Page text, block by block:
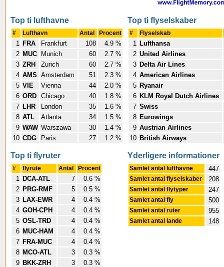
Top ti lufthavne
# Lufthavn Antal Procent
1 FRA Frankfurt 108
4.9 %
2 MUC Munich 60
2.7 %
3 ZRH Zurich 60
2.7 %
4 AMS Amsterdam 51
2.3 %
5 VIE Vienna 44
2.0 %
6 ORD Chicago 40
1.8 %
7 LHR London 35
1.6 %
8 ATL Atlanta 34
1.5 %
9 WAW Warszawa 30
1.4 %
10 CDG Paris 27 1.2 %
Top ti flyselskaber
# Flyselskab
1 Lufthansa
2 United Airlines
3 Delta Air Lines
4 American Airlines
5 Ryanair
6 KLM Royal Dutch Airlines
7 Swiss
8 Eurowings
9 Austrian Airlines
10 British Airways
Top ti flyruter
# flyrute Antal Procent
1 DCA-ATL 7
0.6 %
2 PRG-RMF 5
0.5 %
3 LAX-EWR 4
0.4 %
4 GOH-CPH 4
0.4 %
5 OSL-TRD 4
0.4 %
6 MUC-HAM 4
0.4 %
7 FRA-MUC 4
0.4 %
8 MCO-ATL 3
0.3 %
9 BKK-ZRH 3
0.3 %
Yderligere informationer
Samlet antal lufthavne 447
Samlet antal flyselskaber 208
Samlet antal flytyper 247
Samlet antal fly 500
Samlet antal ruter 955
Samlet antal lande 148